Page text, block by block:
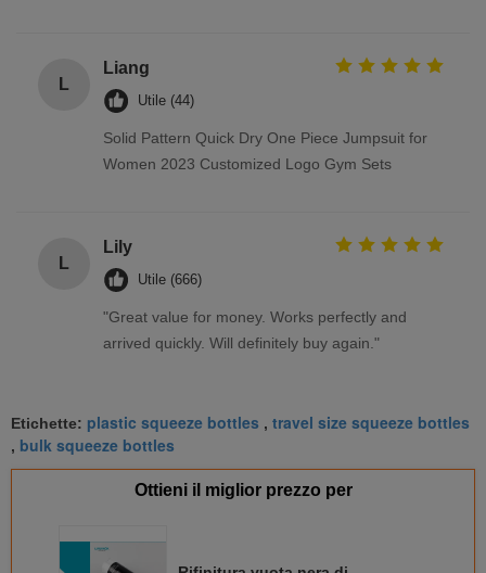
L
Liang
Utile (44)
Solid Pattern Quick Dry One Piece Jumpsuit for
Women 2023 Customized Logo Gym Sets
L
Lily
Utile (666)
"Great value for money. Works perfectly and
arrived quickly. Will definitely buy again."
Etichette: plastic squeeze bottles , travel size squeeze bottles
, bulk squeeze bottles
Ottieni il miglior prezzo per